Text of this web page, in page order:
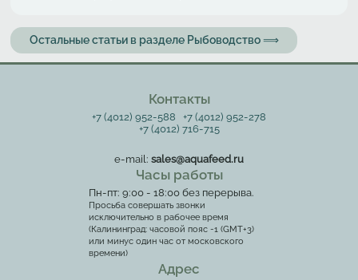
Остальные статьи в разделе Рыбоводство ⟹
Контакты
+7 (4012) 952-588
+7 (4012) 952-278
+7 (4012) 716-715
e-mail: sales@aquafeed.ru
Часы работы
Пн-пт: 9:00 - 18:00 без перерыва.
Просьба совершать звонки
исключительно в рабочее время
(Калининград: часовой пояс -1 (GMT+3)
или минус один час от московского
времени)
Адрес